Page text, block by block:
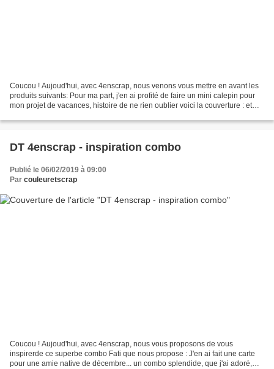
Coucou ! Aujoud'hui, avec 4enscrap, nous venons vous mettre en avant les
produits suivants: Pour ma part, j'en ai profité de faire un mini calepin pour
mon projet de vacances, histoire de ne rien oublier voici la couverture : et
DT 4enscrap - inspiration combo
Publié le 06/02/2019 à 09:00
Par couleuretscrap
Coucou ! Aujoud'hui, avec 4enscrap, nous vous proposons de vous
inspirerde ce superbe combo Fati que nous propose : J'en ai fait une carte
pour une amie native de décembre... un combo splendide, que j'ai adoré,